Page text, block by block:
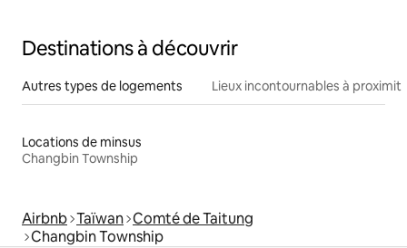
étoilé, parking, animaux de compagnie acceptés, veuillez
consulter la description
Destinations à découvrir
Autres types de logements Lieux incontournables à
Locations de minsus
Changbin Township
Airbnb Taïwan Comté de Taitung
Changbin Township